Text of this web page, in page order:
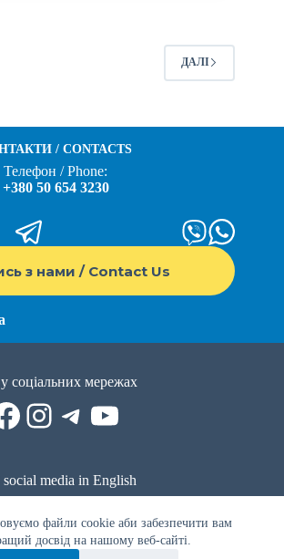
файли cookie аби забезпечити вам
досвід на нашому веб-сайті.
ДАЛІ
/ CONTACTS
Телефон / Phone:
+380 50 654 3230
з нами / Contact Us
соціальних мережах
Instagram
Telegram
YouTube
media in English
Facebook
LinkedIn
YouTube
WhatsApp
|Публічна оферта|Умови використання